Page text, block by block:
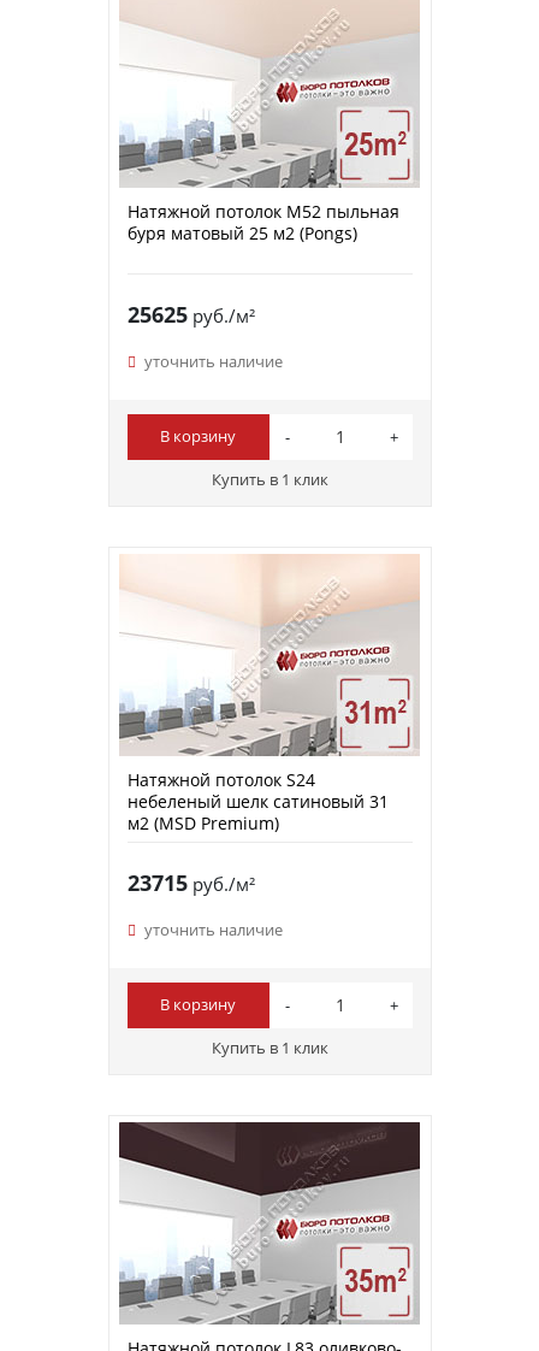
Натяжной потолок M52 пыльная
буря матовый 25 м2 (Pongs)
25625руб./м²
уточнить наличие
В корзину
Купить в 1 клик
Натяжной потолок S24
небеленый шелк сатиновый 31
м2 (MSD Premium)
23715руб./м²
уточнить наличие
В корзину
Купить в 1 клик